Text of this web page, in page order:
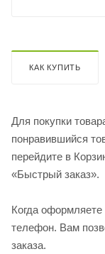
КАК КУПИТЬ
Для покупки
понравившийся
перейдите в
«Быстрый заказ».
Когда оформляете
телефон. Вам
заказа.